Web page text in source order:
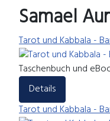
Samael
Tarot und Kabbala -
Taschenbuch und
Details
Tarot und Kabbala -